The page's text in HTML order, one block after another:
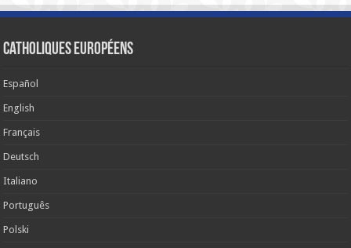
Catholiques européens
Español
English
Français
Deutsch
Italiano
Português
Polski